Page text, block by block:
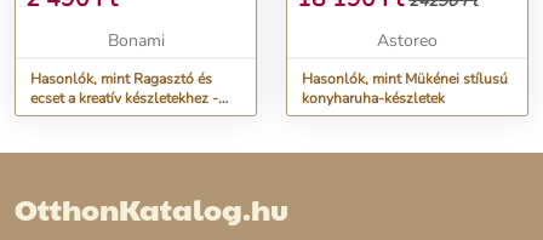
Bonami
Hasonlók, mint Ragasztó és
ecset a kreatív készletekhez -
Papertime
Astoreo
Hasonlók, mint Mükénei stílusú
konyharuha-készletek
OtthonKatalog.hu